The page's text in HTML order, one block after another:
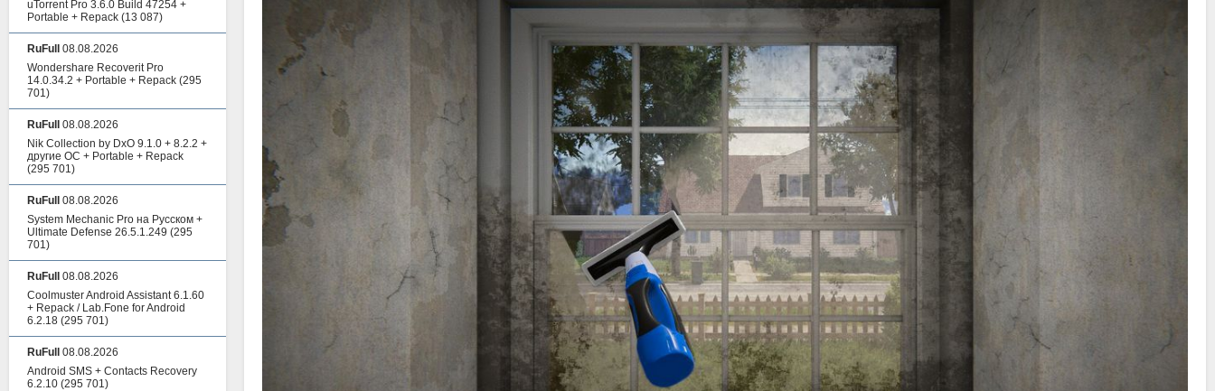
uTorrent Pro 3.6.0 Build 47254 +
Portable + Repack (13 087)
RuFull
08.08.2026
Wondershare Recoverit Pro
14.0.34.2 + Portable + Repack (295
701)
RuFull
08.08.2026
Nik Collection by DxO 9.1.0 + 8.2.2 +
другие ОС + Portable + Repack
(295 701)
RuFull
08.08.2026
System Mechanic Pro на Русском +
Ultimate Defense 26.5.1.249 (295
701)
RuFull
08.08.2026
Coolmuster Android Assistant 6.1.60
+ Repack / Lab.Fone for Android
6.2.18 (295 701)
RuFull
08.08.2026
Android SMS + Contacts Recovery
6.2.10 (295 701)